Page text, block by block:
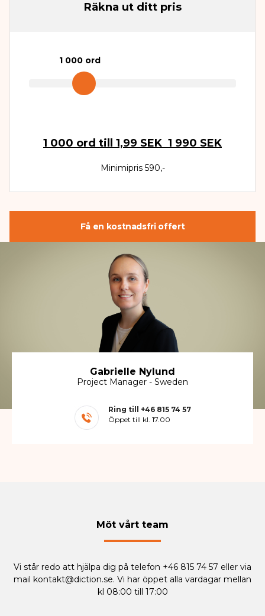
Räkna ut ditt pris
1 000ord
1 000 ord till 1,99 SEK 1 990 SEK
Minimipris 590,-
Få en kostnadsfri offert
Gabrielle Nylund
Project Manager - Sweden
Ring till +46 815 74 57
Öppet till kl. 17.00
Möt vårt team
Vi står redo att hjälpa dig på telefon +46 815 74 57 eller via
mail kontakt@diction.se. Vi har öppet alla vardagar mellan
kl 08:00 till 17:00